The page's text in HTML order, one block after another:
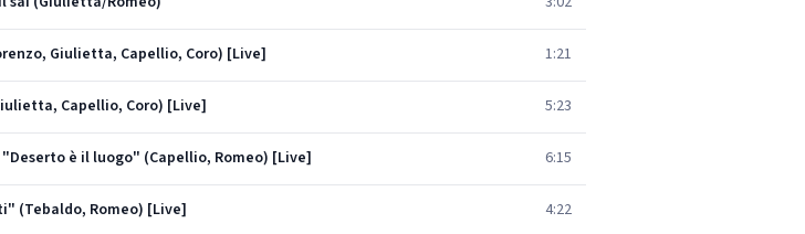
Giulietta, Capellio, Coro) [Live] 1:21
Capellio, Coro) [Live] 5:23
è il luogo" (Capellio, Romeo) [Live] 6:15
(Tebaldo, Romeo) [Live] 4:22